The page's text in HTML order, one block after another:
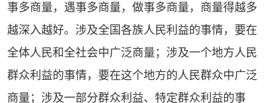
事多商量，遇事多商量，做事多商量，商量得越多
越深入越好。涉及全国各族人民利益的事情，要在
全体人民和全社会中广泛商量；涉及一个地方人民
群众利益的事情，要在这个地方的人民群众中广泛
商量；涉及一部分群众利益、特定群众利益的事